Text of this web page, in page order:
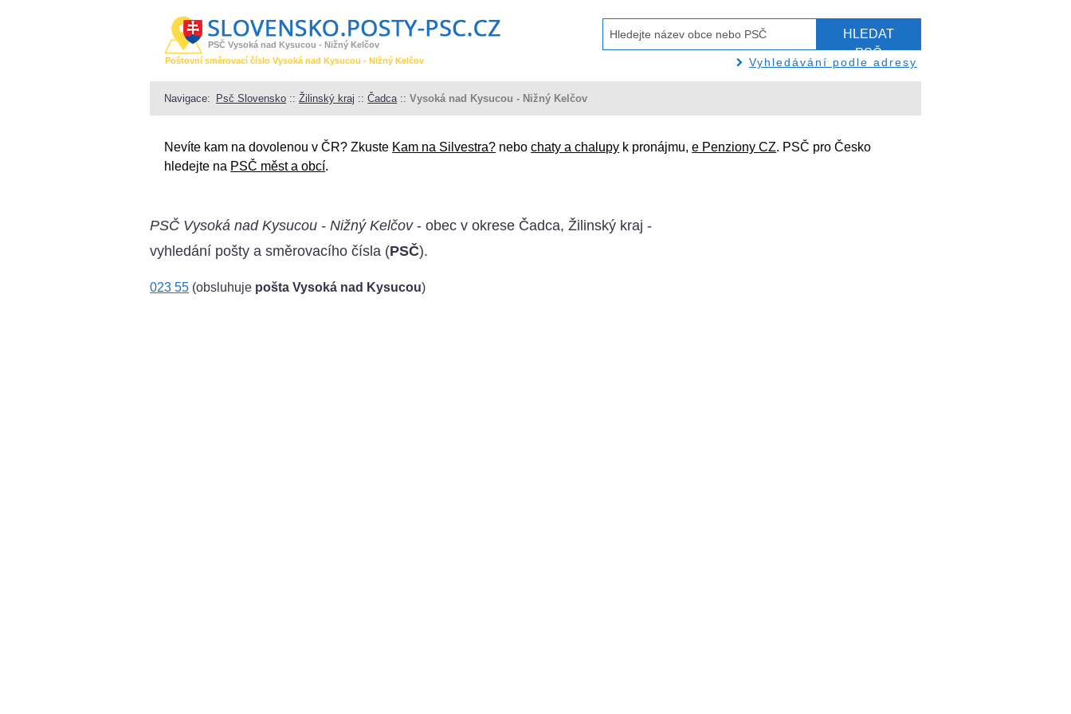
PSČ Vysoká nad Kysucou - Nižný Kelčov
Poštovní směrovací číslo Vysoká nad Kysucou - Nižný Kelčov
HLEDAT
PSČ
Vyhledávání podle adresy
Navigace: Psč Slovensko ::Žilinský kraj ::Čadca ::Vysoká nad Kysucou - Nižný Kelčov
Nevíte kam na dovolenou v ČR? Zkuste Kam na Silvestra? nebochaty a chalupy k pronájmu,e Penziony CZ. PSČ pro Česko
hledejte na PSČ měst a obcí.
PSČ Vysoká nad Kysucou - Nižný Kelčov- obec v okrese Čadca, Žilinský kraj -
vyhledání pošty a směrovacího čísla (PSČ).
023 55 (obsluhuje pošta Vysoká nad Kysucou)